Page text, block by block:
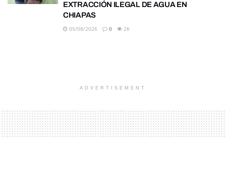
EXTRACCIÓN ILEGAL DE AGUA EN
CHIAPAS
05/08/2026 0 2K
ADVERTISEMENT